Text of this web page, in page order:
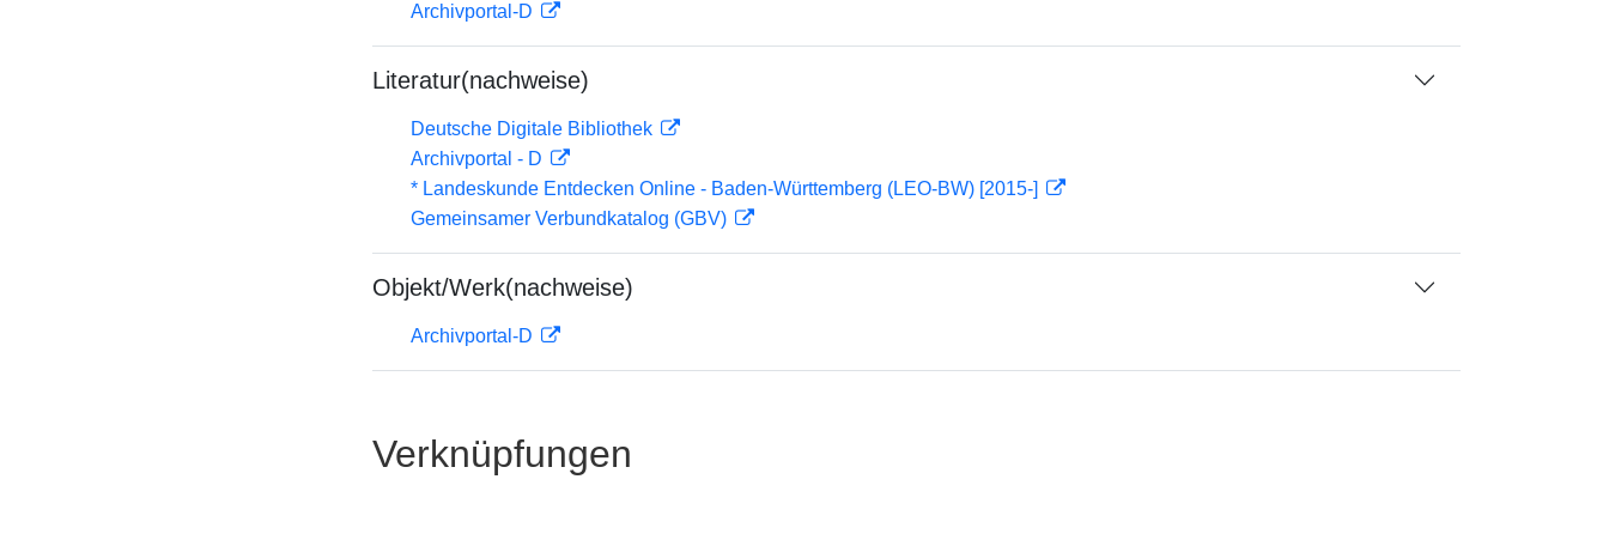
Archivportal-D
Literatur(nachweise)
Deutsche Digitale Bibliothek
Archivportal - D
* Landeskunde Entdecken Online - Baden-Württemberg (LEO-BW) [2015-]
Gemeinsamer Verbundkatalog (GBV)
Objekt/Werk(nachweise)
Archivportal-D
Verknüpfungen